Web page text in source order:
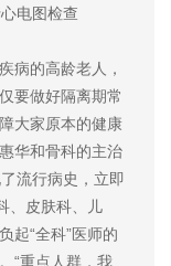
电图检查
的高龄老人，
要做好隔离期常
大家原本的健康
华和骨科的主治
流行病史，立即
、皮肤科、儿
起“全科”医师的
“重点人群，我